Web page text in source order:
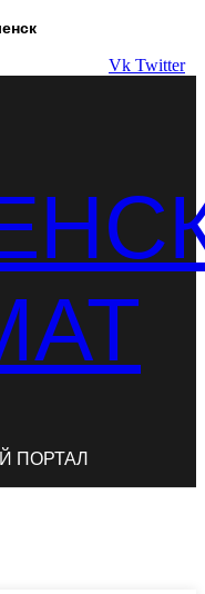
Vk Twitter
ПОРТАЛ